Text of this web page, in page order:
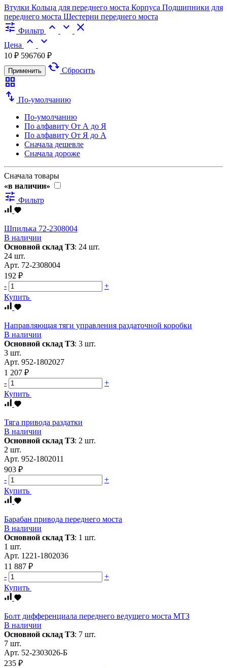
Втулки Кольца для переднего моста Корпуса Подшипники для
переднего моста Шестерни переднего моста
tune Фильтр expand_less expand_more close
Цена expand_less expand_more
10 ₽ 596760 ₽
Применить cached Сбросить
grid_view
swap_vert По-умолчанию
По-умолчанию
По алфавиту От А до Я
По алфавиту От Я до А
Сначала дешевле
Сначала дороже
Сначала товары
«в наличии»
tune Фильтр
Шпилька 72-2308004
В наличии
Основной склад ТЗ: 24 шт.
24 шт.
Арт. 72-2308004
192 ₽
-
+
Купить
Направляющая тяги управления раздаточной коробки
В наличии
Основной склад ТЗ: 3 шт.
3 шт.
Арт. 952-1802027
1 207 ₽
-
+
Купить
Тяга привода раздатки
В наличии
Основной склад ТЗ: 2 шт.
2 шт.
Арт. 952-1802011
903 ₽
-
+
Купить
Барабан привода переднего моста
В наличии
Основной склад ТЗ: 1 шт.
1 шт.
Арт. 1221-1802036
11 887 ₽
-
+
Купить
Болт дифференциала переднего ведущего моста МТЗ
В наличии
Основной склад ТЗ: 7 шт.
7 шт.
Арт. 52-2303026-Б
235 ₽